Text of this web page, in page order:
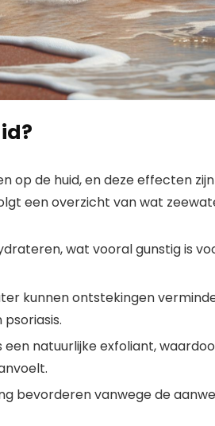
op de huid, en deze effecten
een overzicht van wat
wat vooral gunstig is
kunnen ontstekingen
natuurlijke exfoliant,
bevorderen vanwege de